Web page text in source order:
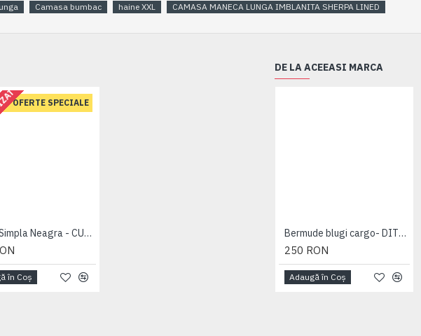
Camasa bumbac haine XXL CAMASA MANECA LUNGA IMBLANITA SHERPA LINED
OFERTE SPECIALE
Curea Simpla Neagra - CUREA PLAIN NEAGRA - 2XL 3XL 4XL 5XL 6XL 7XL
în Coş
DE LA ACEEASI MARCA
Bermude blugi cargo- DITO B - MID USED - 2XL 3XL 4XL 5XL 6XL 7XL
250 RON
Adaugă în Coş